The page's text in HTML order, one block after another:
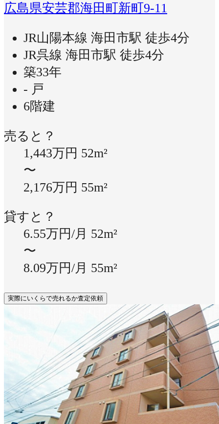
広島県安芸郡海田町新町9-11
JR山陽本線 海田市駅 徒歩4分
JR呉線 海田市駅 徒歩4分
築33年
- 戸
6階建
売ると？
1,443万円 52m²
〜
2,176万円 55m²
貸すと？
6.55万円/月 52m²
〜
8.09万円/月 55m²
実際にいくらで売れるか査定依頼